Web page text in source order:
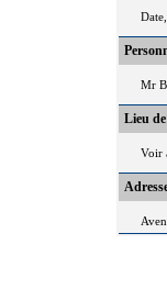
Mr
Lieu
Voir